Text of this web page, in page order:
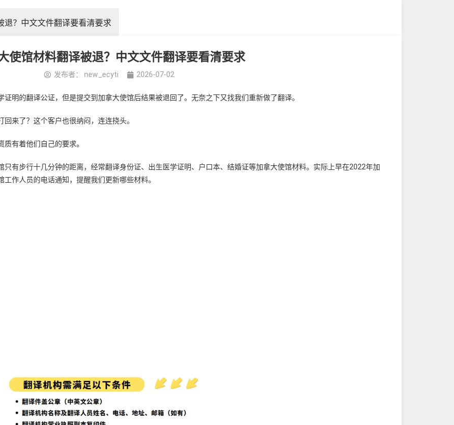
退？中文文件翻译要看清要求
使馆材料翻译被退？中文文件翻译要看清要求
发布者： new_ecyti 2026-07-02
证明的翻译公证，但是提交到 加拿大使馆后结果被退回了。无奈之下又找我们重新做了翻译。
来了？这个客户也很纳闷，连连挠头。
有着他们自己的要求。
有步行十几分钟的距离，经常翻译身份证、出生医学证明、户口本、结婚证等加拿大使馆材料。实际上早在2022年加
作人员的电话通知，提醒我们更新哪些材料。